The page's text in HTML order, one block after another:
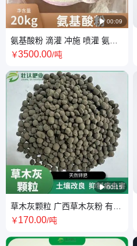
 00:09
氨基酸粉 滴灌 冲施 喷灌 氨基
酸原粉 现货批发 氨基酸粉 复合
￥3500.00/吨
 00:15
草木灰颗粒 广西草木灰粉 有机
肥 柴草烧草木灰 草木灰批发
￥170.00/吨